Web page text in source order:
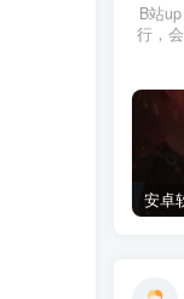
B站
行，